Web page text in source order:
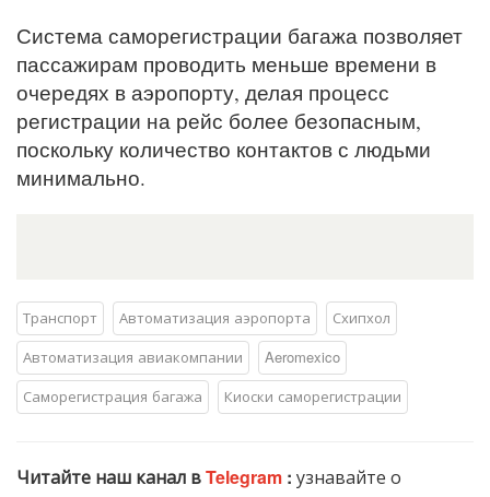
Система саморегистрации багажа позволяет
пассажирам проводить меньше времени в
очередях в аэропорту, делая процесс
регистрации на рейс более безопасным,
поскольку количество контактов с людьми
минимально.
Транспорт Автоматизация аэропорта
Схипхол
Автоматизация авиакомпании
Aeromexico
Саморегистрация багажа
Киоски саморегистрации
Читайте наш канал вTelegram : узнавайте о